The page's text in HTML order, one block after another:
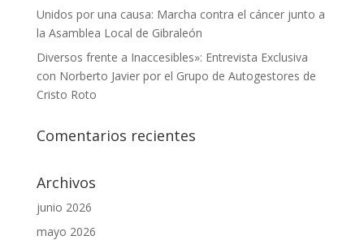
Unidos por una causa: Marcha contra el cáncer junto a
la Asamblea Local de Gibraleón
Diversos frente a Inaccesibles»: Entrevista Exclusiva
con Norberto Javier por el Grupo de Autogestores de
Cristo Roto
Comentarios recientes
Archivos
junio 2026
mayo 2026